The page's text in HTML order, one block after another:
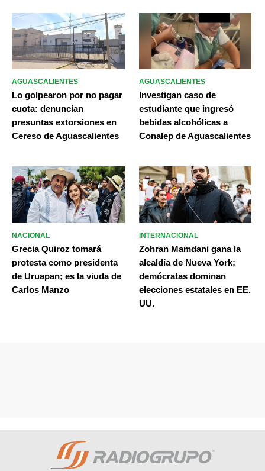
AGUASCALIENTES
Lo golpearon por no pagar
cuota: denuncian
presuntas extorsiones en
Cereso de Aguascalientes
AGUASCALIENTES
Investigan caso de
estudiante que ingresó
bebidas alcohólicas a
Conalep de Aguascalientes
NACIONAL
Grecia Quiroz tomará
protesta como presidenta
de Uruapan; es la viuda de
Carlos Manzo
INTERNACIONAL
Zohran Mamdani gana la
alcaldía de Nueva York;
demócratas dominan
elecciones estatales en EE.
UU.